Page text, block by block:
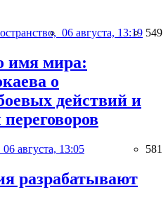
06 августа, 13:19 549
имя мира:
о
действий и
06 августа, 13:05 581
разрабатывают